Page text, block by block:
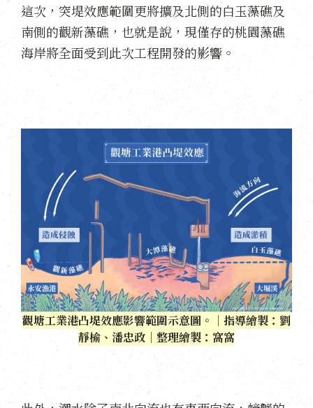
這次，突堤效應範圍更將擴及北側的白玉藻礁及
南側的觀新藻礁，也就是說，現僅存的桃園藻礁
海岸將全面受到此次工程開發的影響。
觀塘工業港凸堤效應影響範圍示意圖。｜指導繪製：劉
靜榆、潘忠政｜整理繪製：窩窩